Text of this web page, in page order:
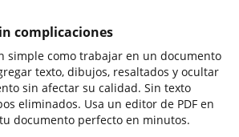
complicaciones
simple como trabajar en un documento
texto, dibujos, resaltados y ocultar
sin afectar su calidad. Sin texto
eliminados. Usa un editor de PDF en
documento perfecto en minutos.